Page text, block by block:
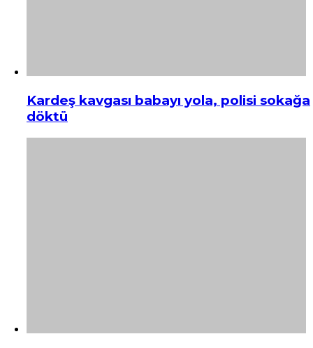
Kardeş kavgası babayı yola, polisi sokağa
döktü